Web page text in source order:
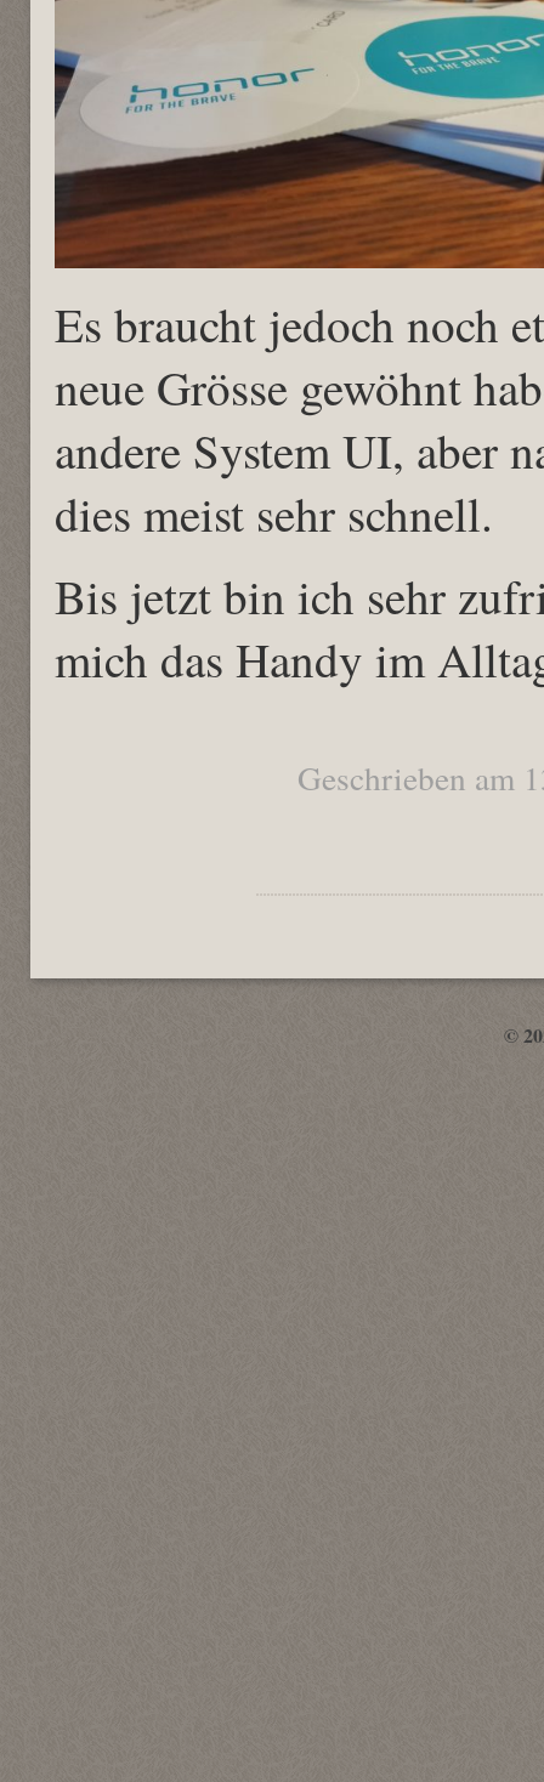
Es braucht jedoch noch
neue Grösse gewöhnt
andere System UI, aber
dies meist sehr schnell.
Bis jetzt bin ich sehr
mich das Handy im
Geschrieben am
©